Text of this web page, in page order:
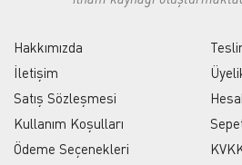
Hakkımızda
İletişim
Satış Sözleşmesi
Kullanım Koşulları
Ödeme Seçenekleri